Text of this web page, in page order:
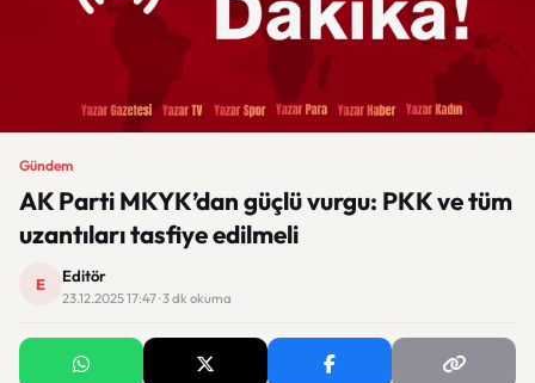
Gündem
AK Parti MKYK’dan güçlü vurgu: PKK ve tüm
uzantıları tasfiye edilmeli
E Editör
23.12.2025 17:47 · 3 dk okuma